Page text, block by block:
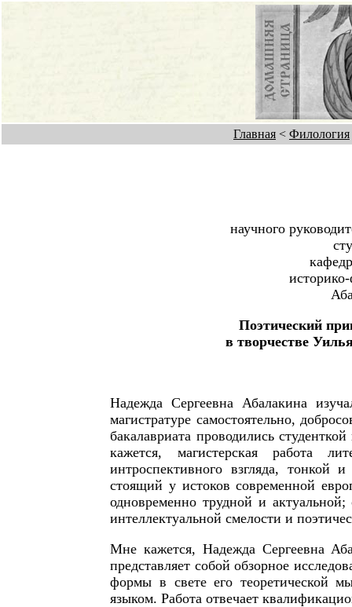
Главная < Филология
научного
Поэтический
в творчестве
Надежда Сергеевна Абалакина
магистратуре самостоятельно,
бакалавриата проводились
кажется, магистерская работа
интроспективного взгляда,
стоящий у истоков современной
одновременно трудной и
интеллектуальной смелости и
Мне кажется, Надежда Сергеевна
представляет собой обзорное
формы в свете его теоретической
языком. Работа отвечает